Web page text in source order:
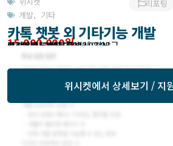
개발, 기타
리포팅
카톡 챗봇 외 기타기능 개발
15,000,000원
작업방식 : 외주(도급)
모집기한 : 2022년 03월 02일
예상기간 : 30일
위시켓등록일자 : 2022.02.23.
고객위치 : 서울특별시 강남구
위시켓에서 상세보기 / 지